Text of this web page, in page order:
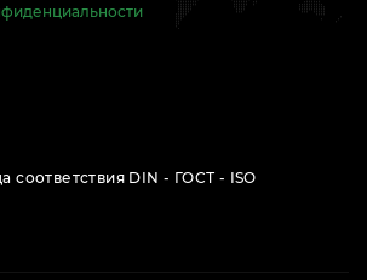
соответствия DIN - ГОСТ - ISO